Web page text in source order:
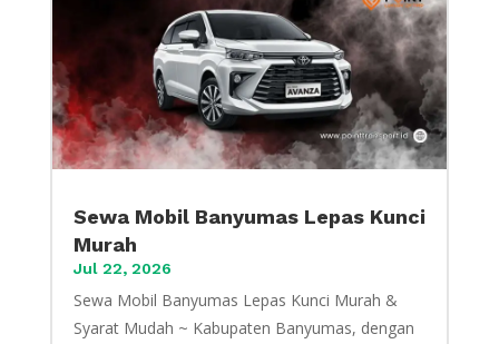
Sewa Mobil Banyumas Lepas Kunci
Murah
Jul 22, 2026
Sewa Mobil Banyumas Lepas Kunci Murah &
Syarat Mudah ~ Kabupaten Banyumas, dengan